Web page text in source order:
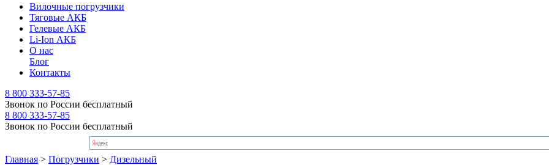
Вилочные погрузчики
Тяговые АКБ
Гелевые АКБ
Li-Ion АКБ
О нас
Блог
Контакты
8 800 333-57-85
Звонок по России бесплатный
8 800 333-57-85
Звонок по России бесплатный
Главная > Погрузчики > Дизельный